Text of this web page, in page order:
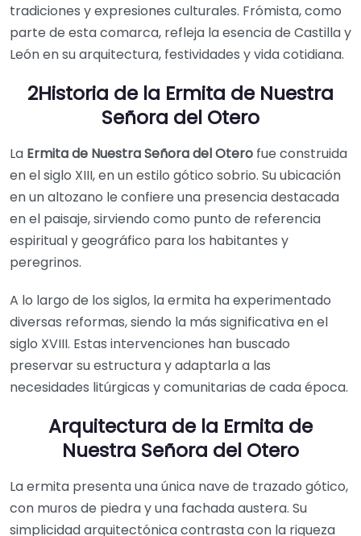
tradiciones y expresiones culturales. Frómista, como
parte de esta comarca, refleja la esencia de Castilla y
León en su arquitectura, festividades y vida cotidiana.
2Historia de la Ermita de Nuestra
Señora del Otero
La Ermita de Nuestra Señora del Otero fue construida
en el siglo XIII, en un estilo gótico sobrio. Su ubicación
en un altozano le confiere una presencia destacada
en el paisaje, sirviendo como punto de referencia
espiritual y geográfico para los habitantes y
peregrinos.
A lo largo de los siglos, la ermita ha experimentado
diversas reformas, siendo la más significativa en el
siglo XVIII. Estas intervenciones han buscado
preservar su estructura y adaptarla a las
necesidades litúrgicas y comunitarias de cada época.
Arquitectura de la Ermita de
Nuestra Señora del Otero
La ermita presenta una única nave de trazado gótico,
con muros de piedra y una fachada austera. Su
simplicidad arquitectónica contrasta con la riqueza